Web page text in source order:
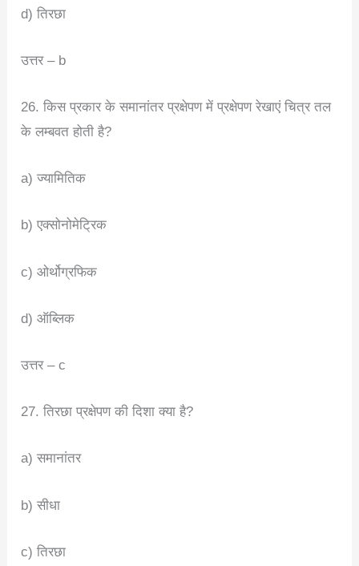
d) तिरछा
उत्तर – b
26. किस प्रकार के समानांतर प्रक्षेपण में प्रक्षेपण रेखाएं चित्र तल
के लम्बवत होती है?
a) ज्यामितिक
b) एक्सोनोमेट्रिक
c) ओर्थोग्रफिक
d) ऑब्लिक
उत्तर – c
27. तिरछा प्रक्षेपण की दिशा क्या है?
a) समानांतर
b) सीधा
c) तिरछा